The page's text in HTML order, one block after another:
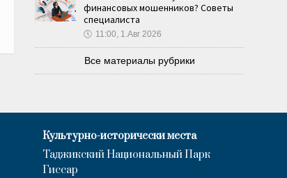
финансовых мошенников? Советы
специалиста
🕔 11:00, 1.Авг 2026
Все материалы рубрики
Культурно-исторически места
Таджикский Национальный Парк
Гиссар